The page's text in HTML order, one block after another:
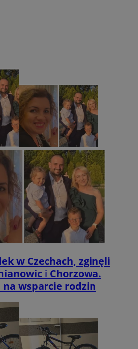
w Czechach, zginęli
i Chorzowa.
na wsparcie rodzin